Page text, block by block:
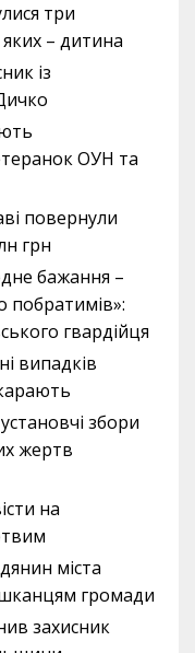
три
яких – дитина
із
ОУН та
повернули
грн
бажання –
побратимів»:
гвардійця
випадків
збори
жертв
на
міста
громади
захисник